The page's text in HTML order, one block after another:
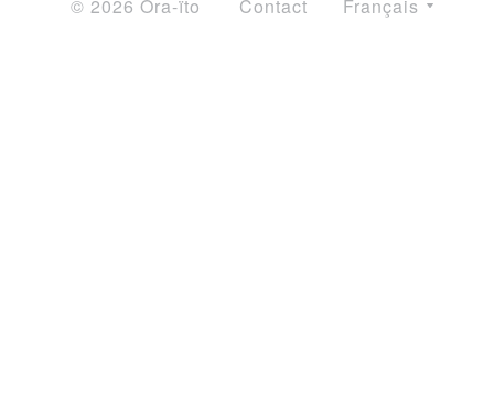
© 2026 Ora-ïto Contact Français